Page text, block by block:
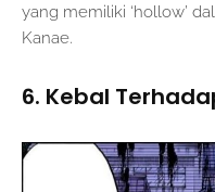
yang memiliki ‘hollow’
Kanae.
6. Kebal